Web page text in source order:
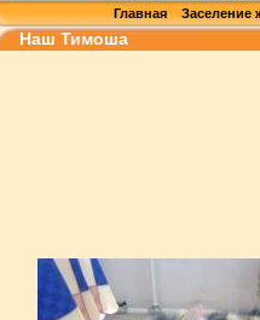
Главная Заселение
Наш Тимоша